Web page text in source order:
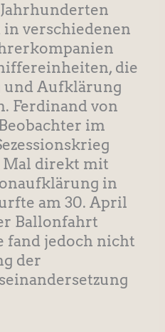
verschiedenen
die
und Aufklärung
Ferdinand von
im
Mal direkt mit
in
am 30. April
Ballonfahrt
fand jedoch nicht
der